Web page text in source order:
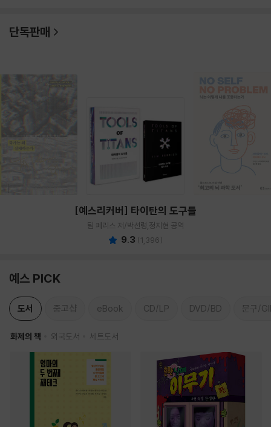
단독판매
[예스리커버] 타이탄의 도구들
팀 페리스 저/박선령,정지현 공역
9.3 (1,396)
예스 PICK
도서 중고샵 eBook CD/LP DVD/BD 문구/
화제의 책 외국도서 세트도서